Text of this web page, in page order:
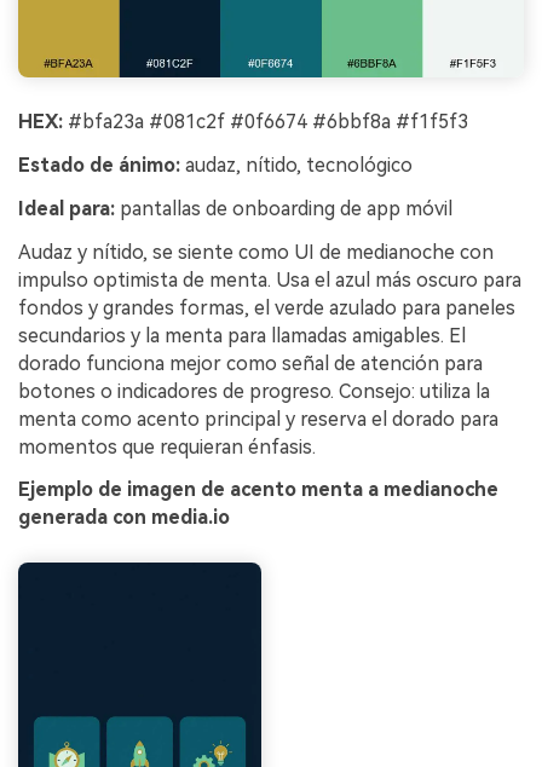
HEX: #bfa23a #081c2f #0f6674 #6bbf8a #f1f5f3
Estado de ánimo: audaz, nítido, tecnológico
Ideal para: pantallas de onboarding de app móvil
Audaz y nítido, se siente como UI de medianoche con
impulso optimista de menta. Usa el azul más oscuro para
fondos y grandes formas, el verde azulado para paneles
secundarios y la menta para llamadas amigables. El
dorado funciona mejor como señal de atención para
botones o indicadores de progreso. Consejo: utiliza la
menta como acento principal y reserva el dorado para
momentos que requieran énfasis.
Ejemplo de imagen de acento menta a medianoche
generada con media.io